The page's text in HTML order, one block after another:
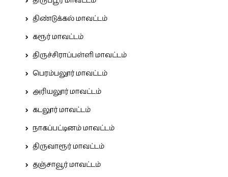
திண்டுக்கல் மாவட்டம்
கரூர் மாவட்டம்
திருச்சிராப்பள்ளி மாவட்டம்
பெரம்பலூர் மாவட்டம்
அரியலூர் மாவட்டம்
கடலூர் மாவட்டம்
நாகப்பட்டினம் மாவட்டம்
திருவாரூர் மாவட்டம்
தஞ்சாவூர் மாவட்டம்